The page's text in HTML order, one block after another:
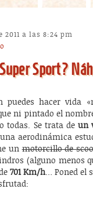
Sport?
2011 a las 8:24 pm
puedes hacer vida
ni pintado el
todas. Se trata deun
aerodinámica
unmotorcillo de
(alguno menos
701 Km/h… Poned el